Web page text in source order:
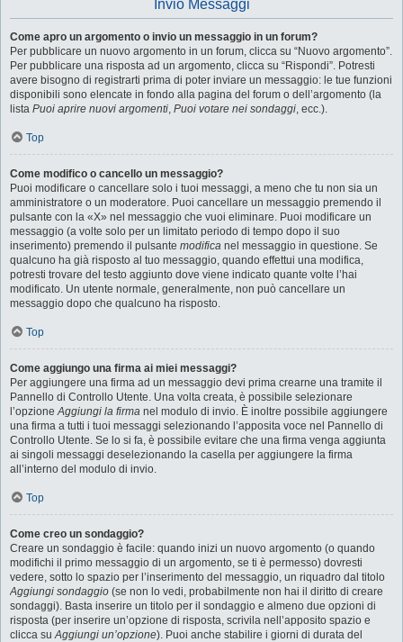
Invio Messaggi
Come apro un argomento o invio un messaggio in un forum?
Per pubblicare un nuovo argomento in un forum, clicca su “Nuovo argomento”.
Per pubblicare una risposta ad un argomento, clicca su “Rispondi”. Potresti
avere bisogno di registrarti prima di poter inviare un messaggio: le tue funzioni
disponibili sono elencate in fondo alla pagina del forum o dell’argomento (la
lista Puoi aprire nuovi argomenti, Puoi votare nei sondaggi, ecc.).
Top
Come modifico o cancello un messaggio?
Puoi modificare o cancellare solo i tuoi messaggi, a meno che tu non sia un
amministratore o un moderatore. Puoi cancellare un messaggio premendo il
pulsante con la «X» nel messaggio che vuoi eliminare. Puoi modificare un
messaggio (a volte solo per un limitato periodo di tempo dopo il suo
inserimento) premendo il pulsante modifica nel messaggio in questione. Se
qualcuno ha già risposto al tuo messaggio, quando effettui una modifica,
potresti trovare del testo aggiunto dove viene indicato quante volte l’hai
modificato. Un utente normale, generalmente, non può cancellare un
messaggio dopo che qualcuno ha risposto.
Top
Come aggiungo una firma ai miei messaggi?
Per aggiungere una firma ad un messaggio devi prima crearne una tramite il
Pannello di Controllo Utente. Una volta creata, è possibile selezionare
l’opzioneAggiungi la firma nel modulo di invio. È inoltre possibile aggiungere
una firma a tutti i tuoi messaggi selezionando l’apposita voce nel Pannello di
Controllo Utente. Se lo si fa, è possibile evitare che una firma venga aggiunta
ai singoli messaggi deselezionando la casella per aggiungere la firma
all’interno del modulo di invio.
Top
Come creo un sondaggio?
Creare un sondaggio è facile: quando inizi un nuovo argomento (o quando
modifichi il primo messaggio di un argomento, se ti è permesso) dovresti
vedere, sotto lo spazio per l’inserimento del messaggio, un riquadro dal titolo
Aggiungi sondaggio (se non lo vedi, probabilmente non hai il diritto di creare
sondaggi). Basta inserire un titolo per il sondaggio e almeno due opzioni di
risposta (per inserire un’opzione di risposta, scrivila nell’apposito spazio e
clicca suAggiungi un’opzione). Puoi anche stabilire i giorni di durata del